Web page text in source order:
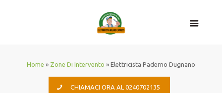
Home » Zone Di Intervento » Elettricista Paderno Dugnano
CHIAMACI ORA AL 0240702135